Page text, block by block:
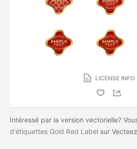
LICENSE INFO
Intéressé par la version vectorielle?
d'étiquettes Gold Red Label sur